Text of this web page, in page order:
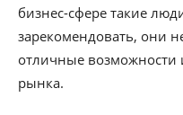
бизнес-сфере такие
зарекомендовать, они
отличные возможности
рынка.